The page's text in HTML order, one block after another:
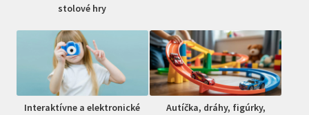
stolové hry
Interaktívne a elektronické
Autíčka, dráhy, figúrky,